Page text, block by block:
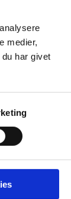
medier,
har givet